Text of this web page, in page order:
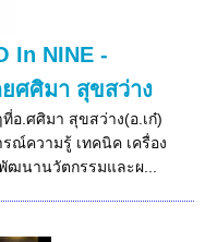
In NINE -
ศศิมา สุขสว่าง
อ.ศศิมา สุขสว่าง(อ.เก๋)
ณ์ความรู้ เทคนิค เครื่อง
ฒนานวัตกรรมและผ...